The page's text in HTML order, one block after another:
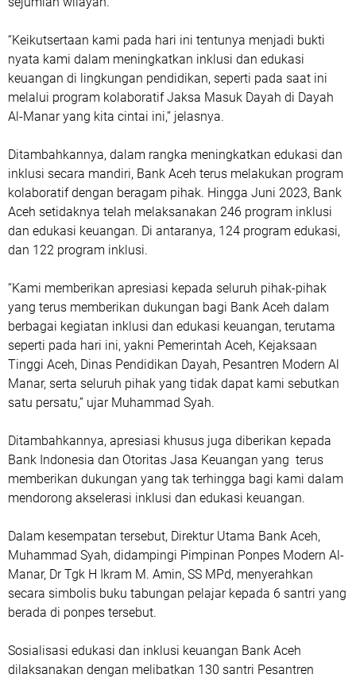
“Keikutsertaan kami pada hari ini tentunya menjadi bukti
nyata kami dalam meningkatkan inklusi dan edukasi
keuangan di lingkungan pendidikan, seperti pada saat ini
melalui program kolaboratif Jaksa Masuk Dayah di Dayah
Al-Manar yang kita cintai ini,” jelasnya.
Ditambahkannya, dalam rangka meningkatkan edukasi dan
inklusi secara mandiri, Bank Aceh terus melakukan program
kolaboratif dengan beragam pihak. Hingga Juni 2023, Bank
Aceh setidaknya telah melaksanakan 246 program inklusi
dan edukasi keuangan. Di antaranya, 124 program edukasi,
dan 122 program inklusi.
“Kami memberikan apresiasi kepada seluruh pihak-pihak
yang terus memberikan dukungan bagi Bank Aceh dalam
berbagai kegiatan inklusi dan edukasi keuangan, terutama
seperti pada hari ini, yakni Pemerintah Aceh, Kejaksaan
Tinggi Aceh, Dinas Pendidikan Dayah, Pesantren Modern Al
Manar, serta seluruh pihak yang tidak dapat kami sebutkan
satu persatu,” ujar Muhammad Syah.
Ditambahkannya, apresiasi khusus juga diberikan kepada
Bank Indonesia dan Otoritas Jasa Keuangan yang terus
memberikan dukungan yang tak terhingga bagi kami dalam
mendorong akselerasi inklusi dan edukasi keuangan.
Dalam kesempatan tersebut, Direktur Utama Bank Aceh,
Muhammad Syah, didampingi Pimpinan Ponpes Modern Al-
Manar, Dr Tgk H Ikram M. Amin, SS MPd, menyerahkan
secara simbolis buku tabungan pelajar kepada 6 santri yang
berada di ponpes tersebut.
Sosialisasi edukasi dan inklusi keuangan Bank Aceh
dilaksanakan dengan melibatkan 130 santri Pesantren